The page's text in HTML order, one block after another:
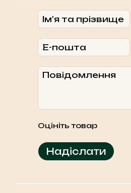
Оцініть товар
Надіслати